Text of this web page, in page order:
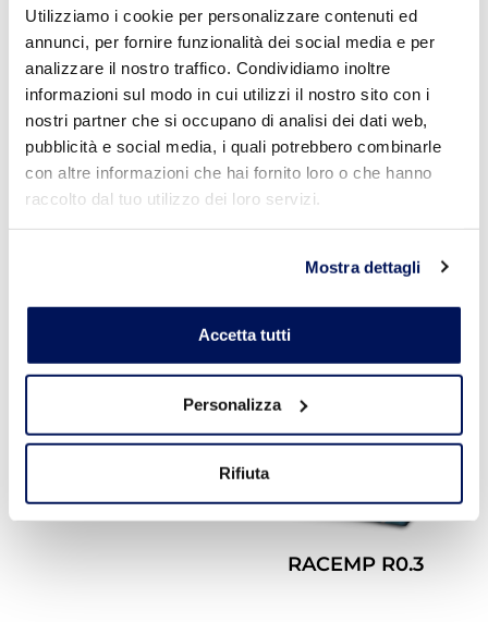
Utilizziamo i cookie per personalizzare contenuti ed
annunci, per fornire funzionalità dei social media e per
analizzare il nostro traffico. Condividiamo inoltre
informazioni sul modo in cui utilizzi il nostro sito con i
nostri partner che si occupano di analisi dei dati web,
pubblicità e social media, i quali potrebbero combinarle
con altre informazioni che hai fornito loro o che hanno
raccolto dal tuo utilizzo dei loro servizi.
Mostra dettagli
Accetta tutti
Personalizza
Rifiuta
Leggi Tutto
RACEMP R0.3